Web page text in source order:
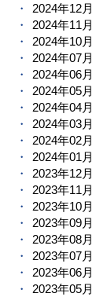
2024年12月
2024年11月
2024年10月
2024年07月
2024年06月
2024年05月
2024年04月
2024年03月
2024年02月
2024年01月
2023年12月
2023年11月
2023年10月
2023年09月
2023年08月
2023年07月
2023年06月
2023年05月